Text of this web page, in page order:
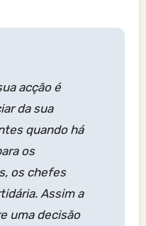
acção é
da sua
quando há
os
os chefes
Assim a
uma decisão